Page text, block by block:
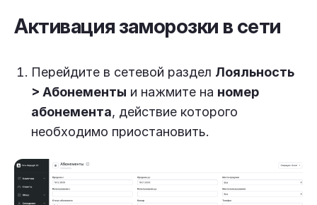
Активация заморозки в сети
Перейдите в сетевой раздел Лояльность
> Абонементы и нажмите на номер
абонемента, действие которого
необходимо приостановить.